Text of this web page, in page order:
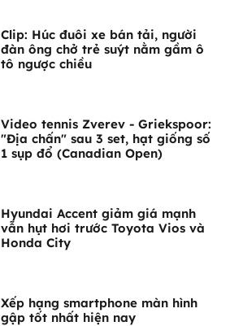
Clip: Húc đuôi xe bán tải, người
đàn ông chở trẻ suýt nằm gầm ô
tô ngược chiều
Video tennis Zverev - Griekspoor:
"Địa chấn" sau 3 set, hạt giống số
1 sụp đổ (Canadian Open)
Hyundai Accent giảm giá mạnh
vẫn hụt hơi trước Toyota Vios và
Honda City
Xếp hạng smartphone màn hình
gập tốt nhất hiện nay